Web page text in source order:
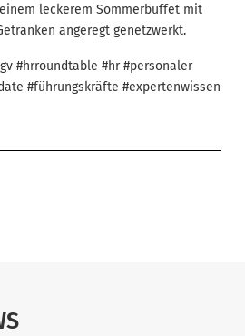
leckerem Sommerbuffet mit
angeregt genetzwerkt.
#hrroundtable #hr #personaler
#führungskräfte #expertenwissen